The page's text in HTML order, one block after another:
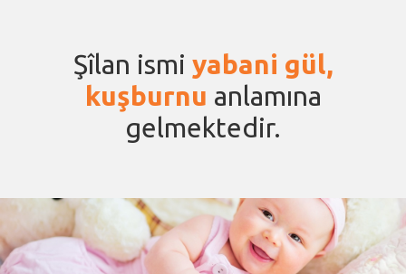
Şîlan ismi yabani gül,
kuşburnu anlamına
gelmektedir.